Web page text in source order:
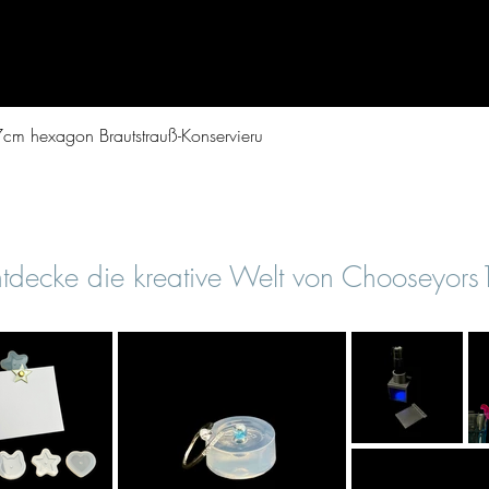
Vista rapida
hexagon Brautstrauß-Konservieru
die kreative Welt von